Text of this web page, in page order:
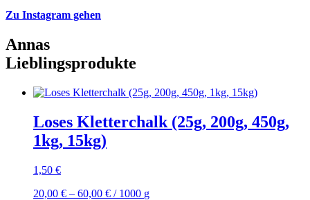
Zu Instagram gehen
Annas
Lieblingsprodukte
Loses Kletterchalk (25g, 200g, 450g,
1kg, 15kg)
1,50 €
20,00 € – 60,00 € / 1000 g